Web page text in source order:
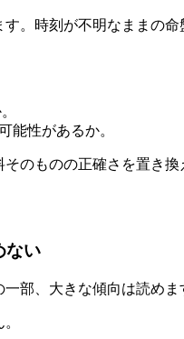
。時刻が不明なままの
能性があるか。
のものの正確さを置き
ない
部、大きな傾向は読めま